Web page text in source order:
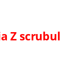
Z scrubul